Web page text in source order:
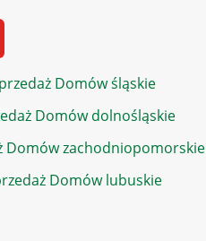
Domów śląskie
Domów dolnośląskie
Domów zachodniopomorskie
Domów lubuskie